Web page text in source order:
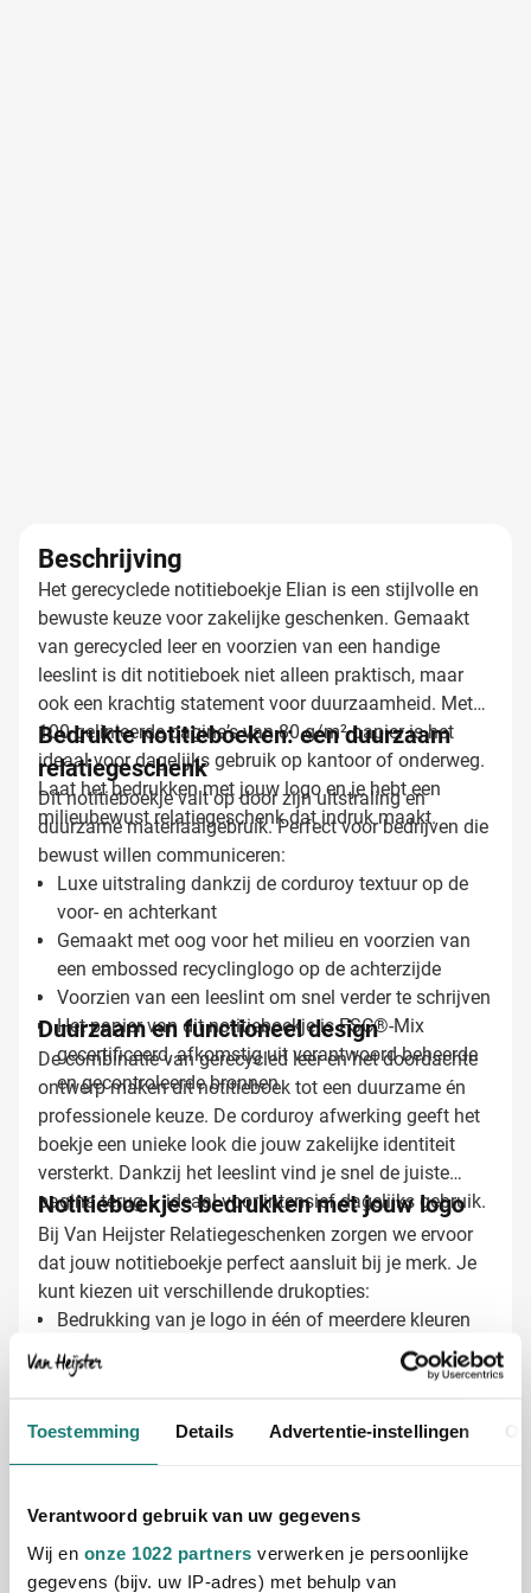
Toestemming Details Advertentie-instellingen
Verantwoord gebruik van uw gegevens
Wij en onze 1022 partners verwerken je persoonlijke
gegevens (bijv. uw IP-adres) met behulp van
Beschrijving
Het gerecyclede notitieboekje Elian is een stijlvolle en
bewuste keuze voor zakelijke geschenken. Gemaakt
van gerecycled leer en voorzien van een handige
leeslint is dit notitieboek niet alleen praktisch, maar
ook een krachtig statement voor duurzaamheid. Met
100 gelinieerde pagina’s van 80 g/m² papier is het
ideaal voor dagelijks gebruik op kantoor of onderweg.
Laat het bedrukken met jouw logo en je hebt een
milieubewust relatiegeschenk dat indruk maakt.
Bedrukte notitieboeken: een duurzaam
relatiegeschenk
Dit notitieboekje valt op door zijn uitstraling en
duurzame materiaalgebruik. Perfect voor bedrijven die
bewust willen communiceren:
Luxe uitstraling dankzij de corduroy textuur op de
voor- en achterkant
Gemaakt met oog voor het milieu en voorzien van
een embossed recyclinglogo op de achterzijde
Voorzien van een leeslint om snel verder te schrijven
Het papier van dit notitieboekje is FSC®-Mix
gecertificeerd, afkomstig uit verantwoord beheerde
en gecontroleerde bronnen
Duurzaam en functioneel design
De combinatie van gerecycled leer en het doordachte
ontwerp maken dit notitieboek tot een duurzame én
professionele keuze. De corduroy afwerking geeft het
boekje een unieke look die jouw zakelijke identiteit
versterkt. Dankzij het leeslint vind je snel de juiste
pagina terug – ideaal voor intensief dagelijks gebruik.
Notitieboekjes bedrukken met jouw logo
Bij Van Heijster Relatiegeschenken zorgen we ervoor
dat jouw notitieboekje perfect aansluit bij je merk. Je
kunt kiezen uit verschillende drukopties:
Bedrukking van je logo in één of meerdere kleuren
Een inspirerende slogan of kernboodschap op de
kaft
ideaal canvas voor jouw huisstijl, terwijl het duurzame
karakter een sterk verhaal vertelt.
notitieboek
Benieuwd hoe jouw logo eruitziet op dit gerecyclede
notitieboek? Vraag eenvoudig een gratis digitaal